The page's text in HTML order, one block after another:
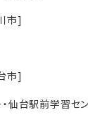
市]
市]
仙台駅前学習セ